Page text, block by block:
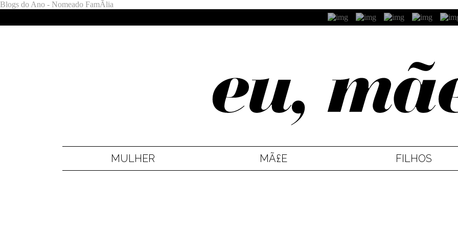
Blogs do Ano - Nomeado FamÃ­lia
MULHER MÃ£E FILHOS